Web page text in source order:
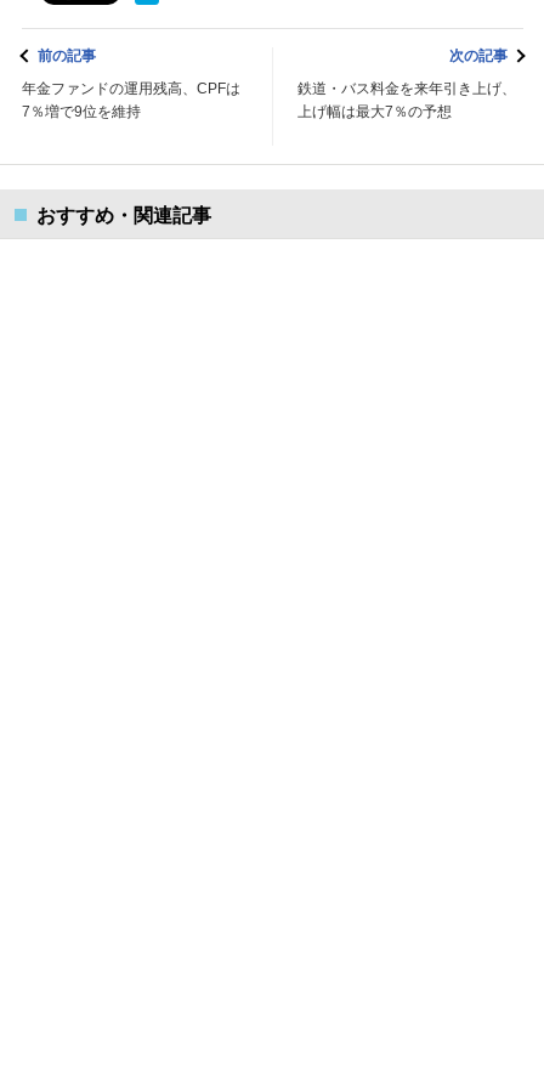
前の記事
年金ファンドの運用残高、CPFは
7％増で9位を維持
次の記事
鉄道・バス料金を来年引き上げ、
上げ幅は最大7％の予想
おすすめ・関連記事